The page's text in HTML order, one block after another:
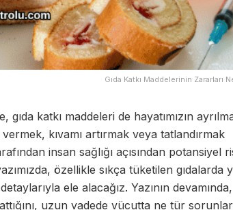
Gıda Katkı Maddelerinin Zararları
katkı maddeleri de hayatımızın
kıvamı artırmak veya tatlandırmak
insan sağlığı açısından potansiyel
özellikle sıkça tüketilen gıdalarda
ele alacağız. Yazının devamında,
uzun vadede vücutta ne tür